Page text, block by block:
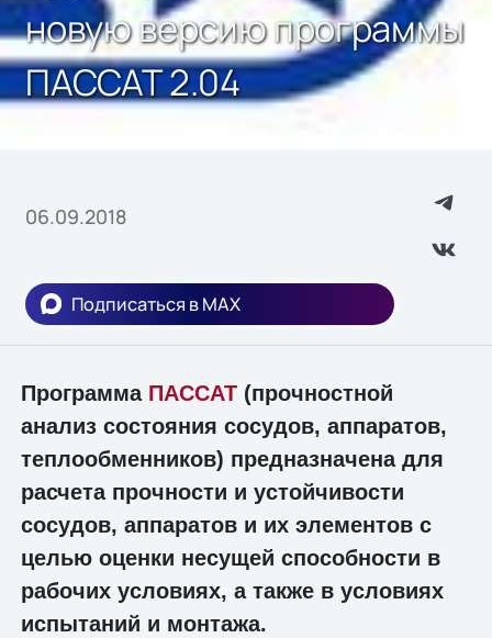
новую версию программы
ПАССАТ 2.04
06.09.2018
Подписаться в MAX
Программа ПАССАТ(прочностной
анализ состояния сосудов, аппаратов,
теплообменников) предназначена для
расчета прочности и устойчивости
сосудов, аппаратов и их элементов с
целью оценки несущей способности в
рабочих условиях, а также в условиях
испытаний и монтажа.